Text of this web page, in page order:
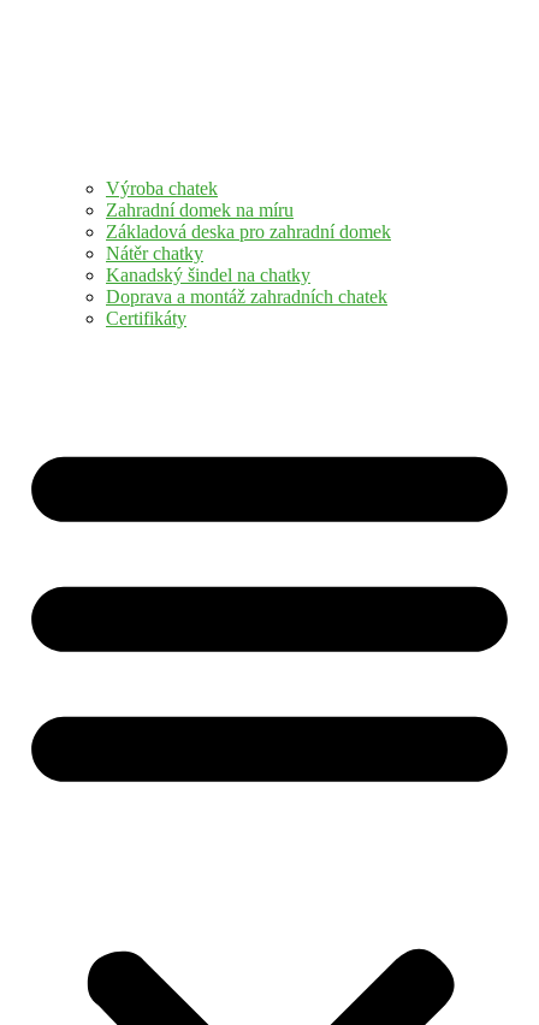
Výroba chatek
Zahradní domek na míru
Základová deska pro zahradní domek
Nátěr chatky
Kanadský šindel na chatky
Doprava a montáž zahradních chatek
Certifikáty